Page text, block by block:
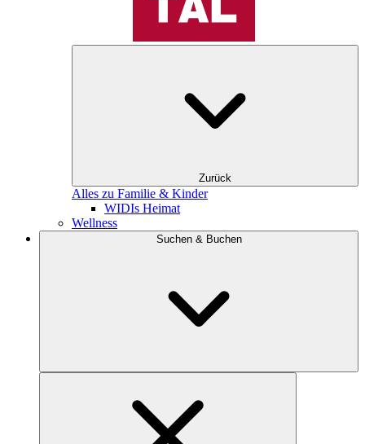
Zurück
Alles zu Familie & Kinder
WIDIs Heimat
Wellness
Suchen & Buchen